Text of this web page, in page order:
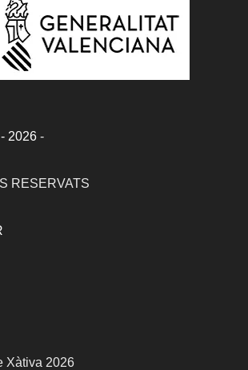
2026 -
RESERVATS
Xàtiva 2026